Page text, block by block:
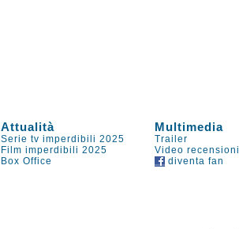
Attualità Multimedia
Serie tv imperdibili 2025 Trailer
Film imperdibili 2025 Video recensioni
Box Office diventa fan